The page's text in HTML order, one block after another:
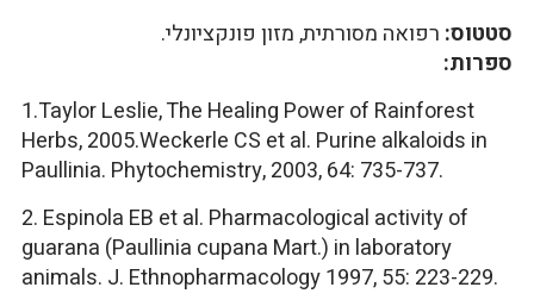
סטטוס: רפואה מסורתית, מזון פונקציונלי.
ספרות:
1.Taylor Leslie, The Healing Power of Rainforest
Herbs, 2005.Weckerle CS et al. Purine alkaloids in
Paullinia. Phytochemistry, 2003, 64: 735-737.
2. Espinola EB et al. Pharmacological activity of
guarana (Paullinia cupana Mart.) in laboratory
animals. J. Ethnopharmacology 1997, 55: 223-229.